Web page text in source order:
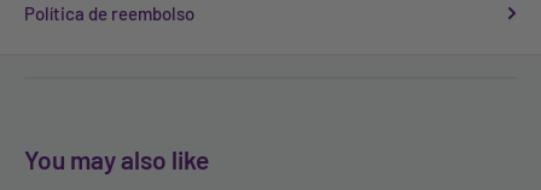
Política de reembolso
You may also like